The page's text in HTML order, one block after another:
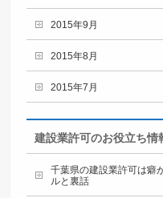
2015年9月
2015年8月
2015年7月
建設業許可のお役立ち情
千葉県の建設業許可は癖
ルと裏話